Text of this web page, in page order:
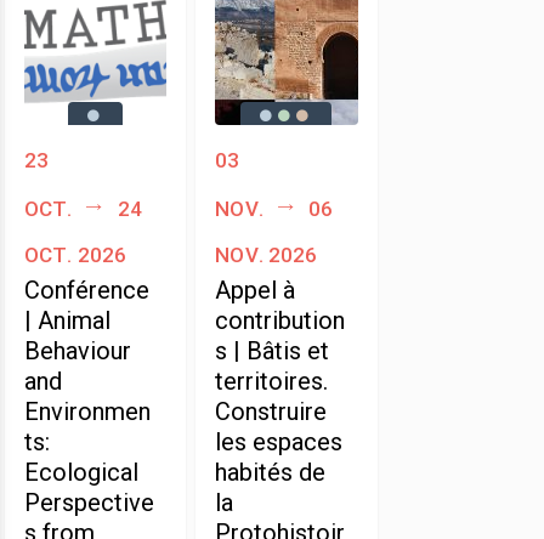
23
oct.
24
oct. 2026
Conférence
| Animal
Behaviour
and
Environmen
ts:
Ecological
Perspective
s from
03
nov.
06
nov. 2026
Appel à
contribution
s | Bâtis et
territoires.
Construire
les espaces
habités de
la
Protohistoir